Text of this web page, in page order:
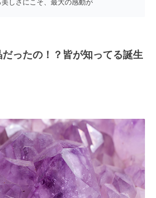
しさにこそ、最大の感動が
ったの！？皆が知ってる誕生